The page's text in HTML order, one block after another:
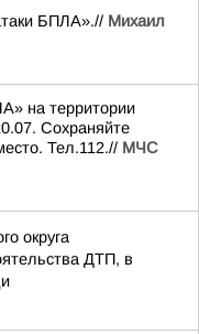
БПЛА».// Михаил
на территории
Сохраняйте
Тел.112.// МЧС
округа
ДТП, в